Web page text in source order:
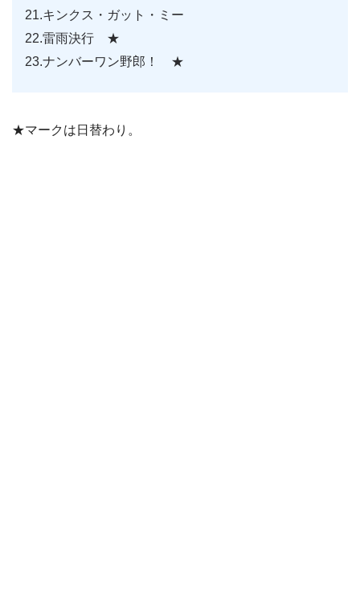
21.キンクス・ガット・ミー
22.雷雨決行 ★
23.ナンバーワン野郎！ ★
★マークは日替わり。